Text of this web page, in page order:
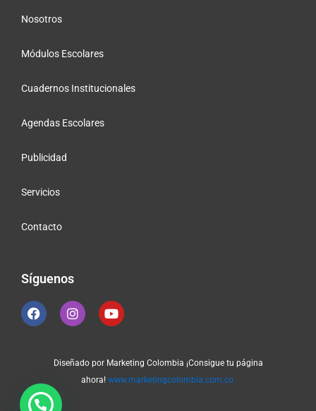
Nosotros
Módulos Escolares
Cuadernos Institucionales
Agendas Escolares
Publicidad
Servicios
Contacto
Síguenos
F
a
c
o
k
I
n
s
a
g
Y
o
u
u
b
e
Diseñado por Marketing Colombia ¡Consigue tu página
ahora! www.marketingcolombia.com.co